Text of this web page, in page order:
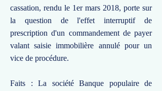
cassation, rendu le 1er mars 2018, porte sur
la question de l'effet interruptif de
prescription d'un commandement de payer
valant saisie immobilière annulé pour un
vice de procédure.
Faits : La société Banque populaire de